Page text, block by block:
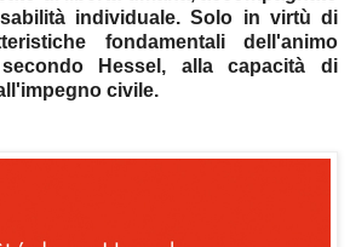
individuale. Solo in virtù di
fondamentali dell'animo
Hessel, alla capacità di
civile.